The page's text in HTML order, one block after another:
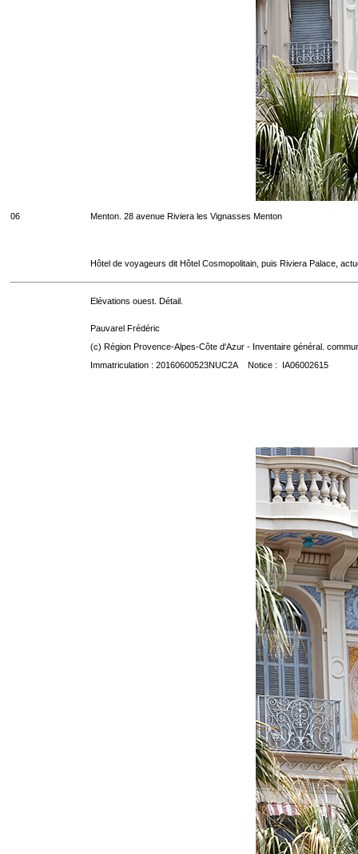
06 Menton. 28 avenue Riviera les Vignasses Menton
Hôtel de voyageurs dit Hôtel Cosmopolitain, puis Riviera Palace,
Elévations ouest. Détail.
Pauvarel Frédéric
(c) Région Provence-Alpes-Côte d'Azur - Inventaire général.
Immatriculation : 20160600523NUC2A Notice : IA06002615